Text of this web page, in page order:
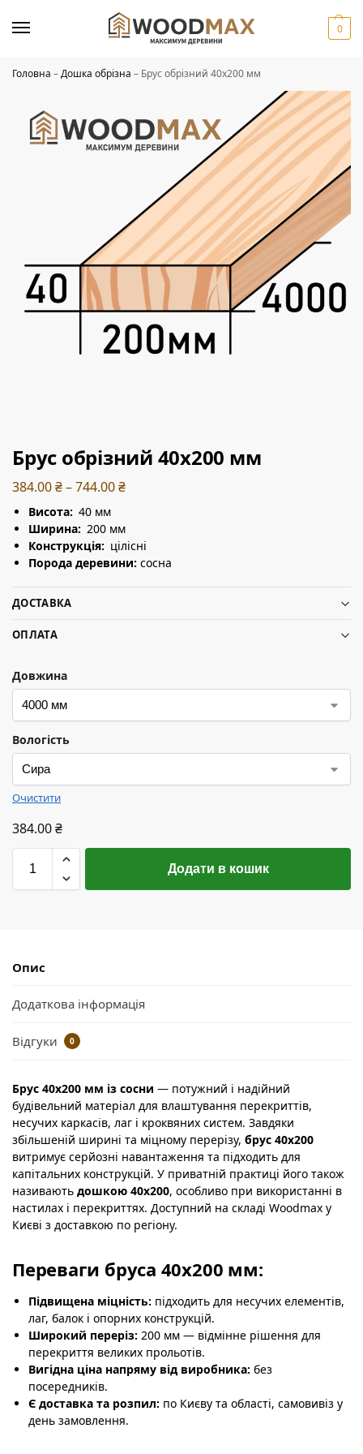
0
Головна –Дошка обрізна – Брус обрізний 40х200 мм
Брус обрізний 40х200 мм
384.00₴–744.00₴
Висота: 40 мм
Ширина: 200 мм
Конструкція: цілісні
Порода деревини: сосна
ДОСТАВКА
ОПЛАТА
Довжина
Вологість
Очистити
384.00₴
Додати в кошик
Опис
Додаткова інформація
Відгуки 0
Брус 40х200 мм із сосни — потужний і надійний
будівельний матеріал для влаштування перекриттів,
несучих каркасів, лаг і кроквяних систем. Завдяки
збільшеній ширині та міцному перерізу, брус 40х200
витримує серйозні навантаження та підходить для
капітальних конструкцій. У приватній практиці його також
називають дошкою 40х200, особливо при використанні в
настилах і перекриттях. Доступний на складі Woodmax у
Києві з доставкою по регіону.
Переваги бруса 40х200 мм:
Підвищена міцність: підходить для несучих елементів,
лаг, балок і опорних конструкцій.
Широкий переріз: 200 мм — відмінне рішення для
перекриття великих прольотів.
Вигідна ціна напряму від виробника: без
посередників.
Є доставка та розпил: по Києву та області, самовивіз у
день замовлення.